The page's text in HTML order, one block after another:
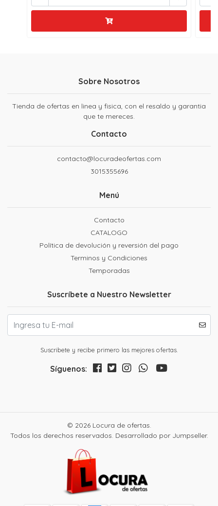
Sobre Nosotros
Tienda de ofertas en linea y fisica, con el resaldo y garantia
que te mereces.
Contacto
contacto@locuradeofertas.com
3015355696
Menú
Contacto
CATALOGO
Política de devolución y reversión del pago
Terminos y Condiciones
Temporadas
Suscríbete a Nuestro Newsletter
Suscribete y recibe primero las mejores ofertas.
Síguenos:
© 2026 Locura de ofertas.
Todos los derechos reservados. Desarrollado por Jumpseller.